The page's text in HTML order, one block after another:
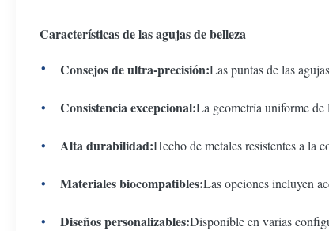
Características de las agujas de belleza
Consejos de ultra-precisión:Las puntas de las
Consistencia excepcional:La geometría uniforme
Alta durabilidad:Hecho de metales resistentes a la
Materiales biocompatibles:Las opciones incluyen
Diseños personalizables:Disponible en varias